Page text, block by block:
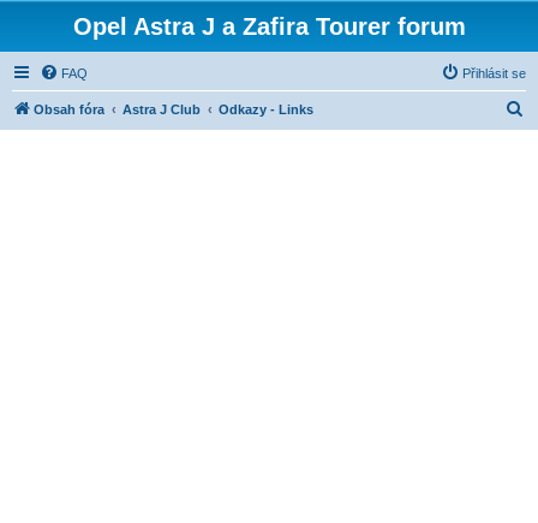
Opel Astra J a Zafira Tourer forum
FAQ Přihlásit se
Obsah fóra Astra J Club Odkazy - Links